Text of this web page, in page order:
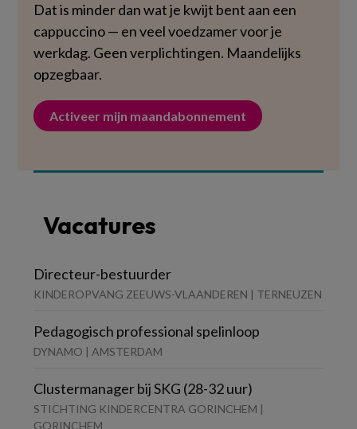
Dat is minder dan wat je kwijt bent aan een
cappuccino — en veel voedzamer voor je
werkdag. Geen verplichtingen. Maandelijks
opzegbaar.
Activeer mijn maandabonnement
Vacatures
Directeur-bestuurder
KINDEROPVANG ZEEUWS-VLAANDEREN | TERNEUZEN
Pedagogisch professional spelinloop
DYNAMO | AMSTERDAM
Clustermanager bij SKG (28-32 uur)
STICHTING KINDERCENTRA GORINCHEM |
GORINCHEM